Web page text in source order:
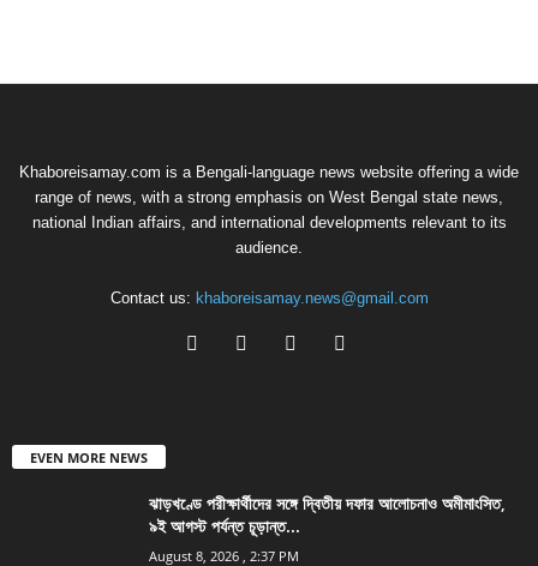
Khaboreisamay.com is a Bengali-language news website offering a wide
range of news, with a strong emphasis on West Bengal state news,
national Indian affairs, and international developments relevant to its
audience.
Contact us: khaboreisamay.news@gmail.com
EVEN MORE NEWS
ঝাড়খণ্ডে পরীক্ষার্থীদের সঙ্গে দ্বিতীয় দফার আলোচনাও অমীমাংসিত,
৯ই আগস্ট পর্যন্ত চূড়ান্ত...
August 8, 2026 , 2:37 PM